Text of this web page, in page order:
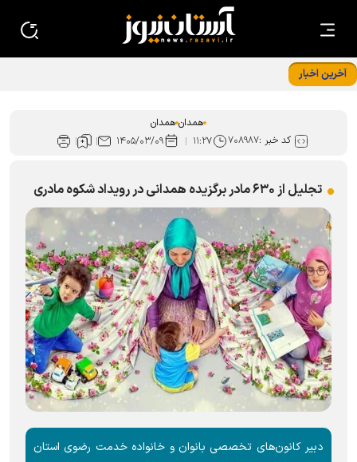
آخرین اخبار
همدان همدان
کد خبر :۷۰۸۹۸۷ ۱۱:۲۷ ۱۴۰۵/۰۳/۰۹
تجلیل از ۶۳۰ مادر برگزیده همدانی در رویداد شکوه مادری
دبیر کانون‌های تخصصی بانوان و خانواده خدمت رضوی استان